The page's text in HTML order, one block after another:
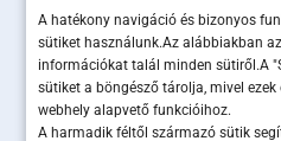
A hatékony navigáció és bizonyos
sütiket használunk.Az alábbiakban
információkat talál minden sütiről.A
sütiket a böngésző tárolja, mivel
webhely alapvető funkcióihoz.
A harmadik féltől származó sütik